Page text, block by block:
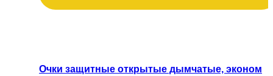
Очки защитные открытые дымчатые, эконом